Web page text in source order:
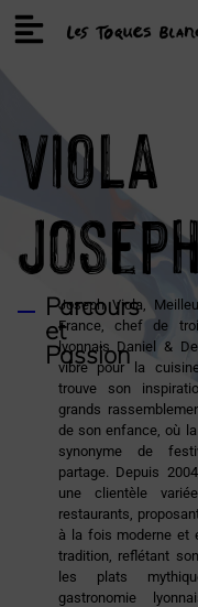
VIOLA
Joseph
Parcours
et
Passion
Joseph Viola,
France, chef de
lyonnais Daniel &
vibre pour la
trouve son
grands
de son enfance, où
synonyme de
partage. Depuis
une clientèle
restaurants,
à la fois moderne et
tradition, reflétant
les plats
gastronomie